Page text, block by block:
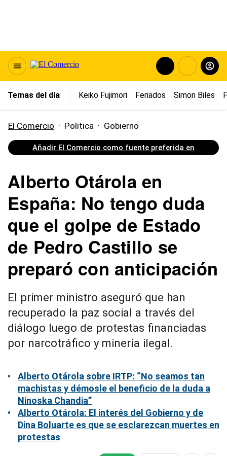
Temas del día Keiko Fujimori Feriados Simon Biles
El Comercio · Politica · Gobierno
Añadir El Comercio como fuente preferida en
Alberto Otárola en
España: No tengo duda
que el golpe de Estado
de Pedro Castillo se
preparó con anticipación
El primer ministro aseguró que han
recuperado la paz social a través del
diálogo luego de protestas financiadas
por narcotráfico y minería ilegal.
Alberto Otárola sobre IRTP: “No seamos tan
machistas y démosle el beneficio de la duda a
Ninoska Chandia”
Alberto Otárola: El interés del Gobierno y de
Dina Boluarte es que se esclarezcan muertes en
protestas